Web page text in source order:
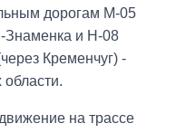
дорогам М-05
Знаменка и Н-08
Кременчуг) -
на трассе